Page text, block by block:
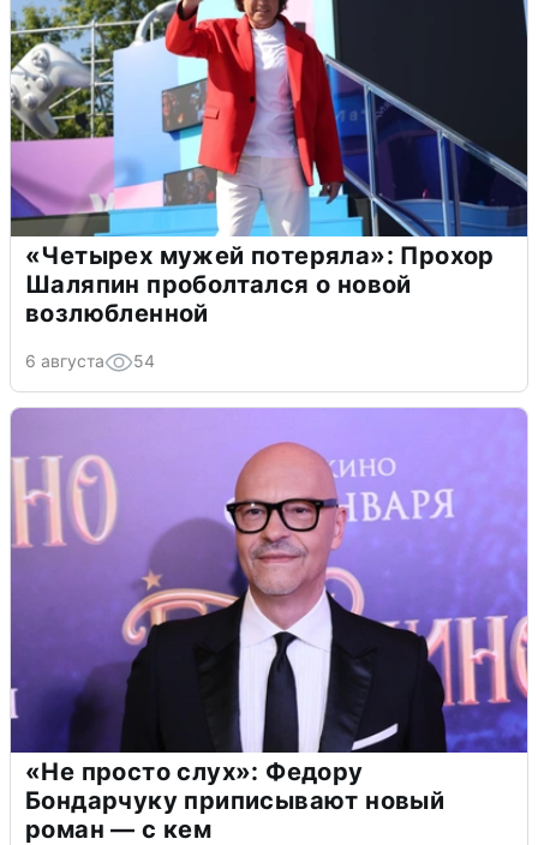
«Четырех мужей потеряла»: Прохор
Шаляпин проболтался о новой
возлюбленной
6 августа 54
«Не просто слух»: Федору
Бондарчуку приписывают новый
роман — с кем